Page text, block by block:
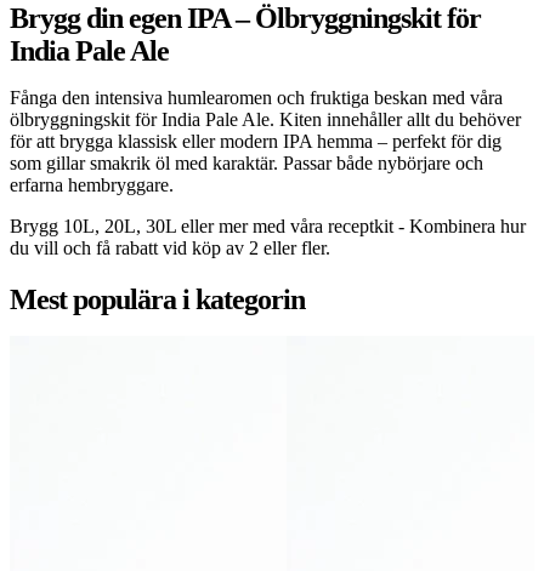
Brygg din egen IPA – Ölbryggningskit för
India Pale Ale
Fånga den intensiva humlearomen och fruktiga beskan med våra
ölbryggningskit för India Pale Ale. Kiten innehåller allt du behöver
för att brygga klassisk eller modern IPA hemma – perfekt för dig
som gillar smakrik öl med karaktär. Passar både nybörjare och
erfarna hembryggare.
Brygg 10L, 20L, 30L eller mer med våra receptkit - Kombinera hur
du vill och få rabatt vid köp av 2 eller fler.
Mest populära i kategorin